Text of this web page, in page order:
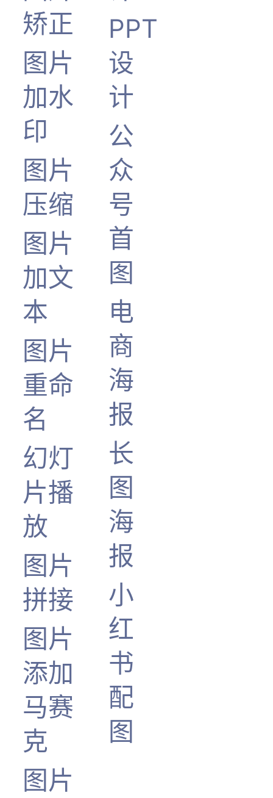
矫正
图片
加水
印
图片
压缩
图片
加文
本
图片
重命
名
幻灯
片播
放
图片
拼接
图片
添加
马赛
克
图片
PPT
设
计
公
众
号
首
图
电
商
海
报
长
图
海
报
小
红
书
配
图